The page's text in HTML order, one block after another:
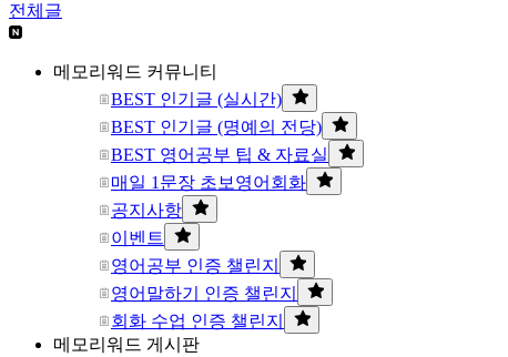
전체글
메모리워드 커뮤니티
BEST 인기글 (실시간)
BEST 인기글 (명예의 전당)
BEST 영어공부 팁 & 자료실
매일 1문장 초보영어회화
공지사항
이벤트
영어공부 인증 챌린지
영어말하기 인증 챌린지
회화 수업 인증 챌린지
메모리워드 게시판